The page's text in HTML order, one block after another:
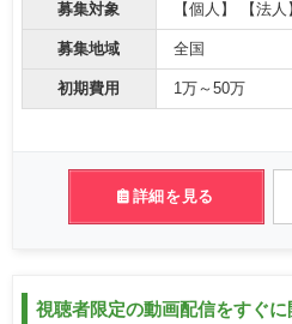
募集対象 【個人】 【法人
募集地域 全国
初期費用 1万～50万
詳細を見る
視聴者限定の動画配信をすぐ